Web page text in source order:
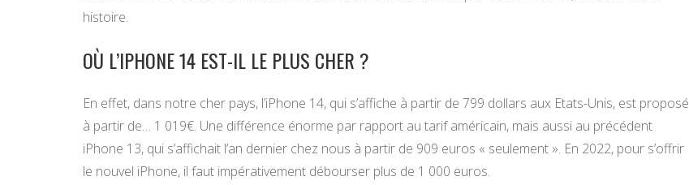
histoire.
OÙ L’IPHONE 14 EST-IL LE PLUS CHER ?
En effet, dans notre cher pays, l’iPhone 14, qui s’affiche à partir de 799 dollars aux Etats-Unis, est proposé
à partir de… 1 019€. Une différence énorme par rapport au tarif américain, mais aussi au précédent
iPhone 13, qui s’affichait l’an dernier chez nous à partir de 909 euros « seulement ». En 2022, pour s’offrir
le nouvel iPhone, il faut impérativement débourser plus de 1 000 euros.